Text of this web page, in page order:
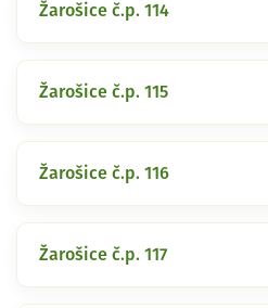
Žarošice č.p. 114
Žarošice č.p. 115
Žarošice č.p. 116
Žarošice č.p. 117